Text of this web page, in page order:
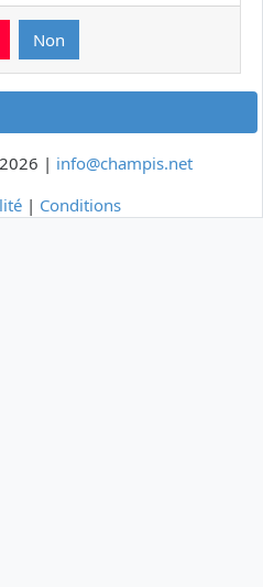
| info@champis.net
| Conditions